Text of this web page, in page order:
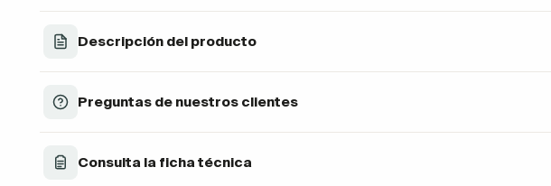
Descripción del producto
Preguntas de nuestros clientes
Consulta la ficha técnica